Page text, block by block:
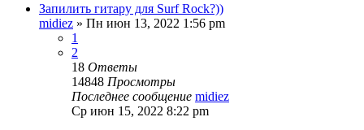
Запилить гитару для Surf Rock?))
midiez » Пн июн 13, 2022 1:56 pm
1
2
18 Ответы
14848 Просмотры
Последнее сообщение midiez
Ср июн 15, 2022 8:22 pm